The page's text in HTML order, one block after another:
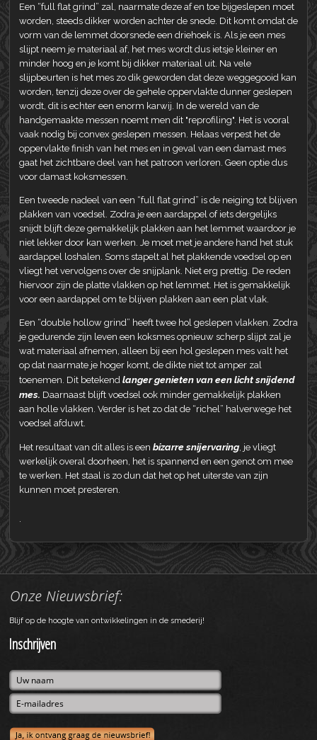
Een “full flat grind” zal, naarmate deze af en toe bijgeslepen moet
worden, steeds dikker worden achter de snede. Dit komt omdat de
vorm van de lemmet doorsnede een driehoek is. Als je een mes
slijpt neem je materiaal af, het mes wordt dus ietsje kleiner en
minder hoog en je komt bij dikker materiaal uit. Na vele
slijpbeurten is het mes zo dik geworden dat deze weggegooid kan
worden, tenzij deze over de gehele oppervlakte dunner geslepen
wordt, dit is echter een enorm karwij. In de wereld van de
handgemaakte messen noemt men dit "reprofiling". Het is vooral
vaak nodig bij convex geslepen messen. Helaas verpest het de
oppervlakte finish van het mes en in geval van een damast mes
gaat het zichtbare deel van het patroon verloren. Geen optie dus
voor damast koksmessen.
Een tweede nadeel van een “full flat grind” is de neiging tot blijven
plakken van voedsel. Zodra je een aardappel of iets dergelijks
snijdt blijft deze gemakkelijk plakken aan het lemmet waardoor je
niet lekker door kan werken. Je moet met je andere hand het stuk
aardappel loshalen. Soms stapelt al het plakkende voedsel op en
vliegt het vervolgens over de snijplank. Niet erg prettig. De reden
hiervoor zijn de platte vlakken op het lemmet. Het is gemakkelijk
voor een aardappel om te blijven plakken aan een plat vlak.
Een “double hollow grind” heeft twee hol geslepen vlakken. Zodra
je gedurende zijn leven een koksmes opnieuw scherp slijpt zal je
wat materiaal afnemen, alleen bij een hol geslepen mes valt het
op dat naarmate je hoger komt, de dikte niet tot amper zal
toenemen. Dit betekend langer genieten van een licht snijdend
mes. Daarnaast blijft voedsel ook minder gemakkelijk plakken
aan holle vlakken. Verder is het zo dat de “richel” halverwege het
voedsel afduwt.
Het resultaat van dit alles is een bizarre snijervaring , je vliegt
werkelijk overal doorheen, het is spannend en een genot om mee
te werken. Het staal is zo dun dat het op het uiterste van zijn
kunnen moet presteren.
Blijf op de hoogte van ontwikkelingen in de smederij!
Inschrijven